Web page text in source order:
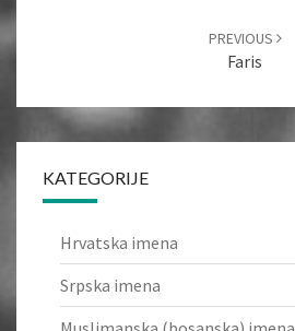
PREVIOUS
Faris
KATEGORIJE
Hrvatska imena
Srpska imena